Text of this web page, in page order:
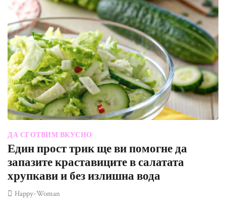
ДА СГОТВИМ ВКУСНО
Един прост трик ще ви помогне да
запазите краставиците в салатата
хрупкави и без излишна вода
Happy-Woman